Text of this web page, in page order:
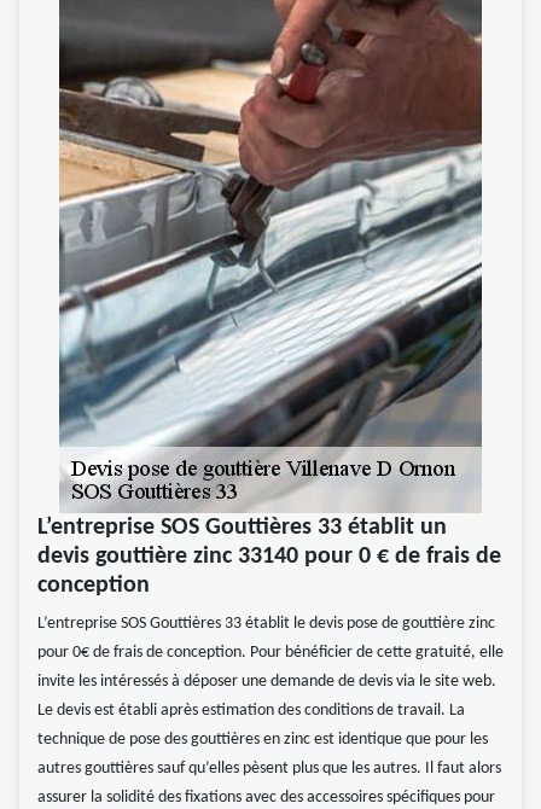
L’entreprise SOS Gouttières 33 établit un
devis gouttière zinc 33140 pour 0 € de frais de
conception
L’entreprise SOS Gouttières 33 établit le devis pose de gouttière zinc
pour 0€ de frais de conception. Pour bénéficier de cette gratuité, elle
invite les intéressés à déposer une demande de devis via le site web.
Le devis est établi après estimation des conditions de travail. La
technique de pose des gouttières en zinc est identique que pour les
autres gouttières sauf qu’elles pèsent plus que les autres. Il faut alors
assurer la solidité des fixations avec des accessoires spécifiques pour